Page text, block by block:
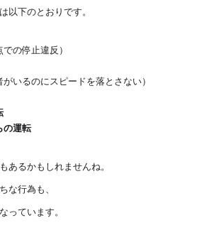
以下のとおりです。
での停止違反）
がいるのにスピードを落とさない）
らの運転
あるかもしれませんね。
な行為も、
っています。